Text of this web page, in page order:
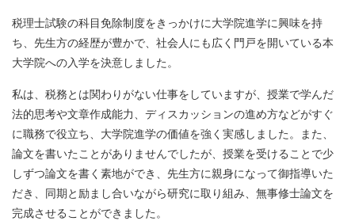
税理士試験の科目免除制度をきっかけに大学院進学に興味を持
ち、先生方の経歴が豊かで、社会人にも広く門戸を開いている本
大学院への入学を決意しました。
私は、税務とは関わりがない仕事をしていますが、授業で学んだ
法的思考や文章作成能力、ディスカッションの進め方などがすぐ
に職務で役立ち、大学院進学の価値を強く実感しました。また、
論文を書いたことがありませんでしたが、授業を受けることで少
しずつ論文を書く素地ができ、先生方に親身になって御指導いた
だき、同期と励まし合いながら研究に取り組み、無事修士論文を
完成させることができました。